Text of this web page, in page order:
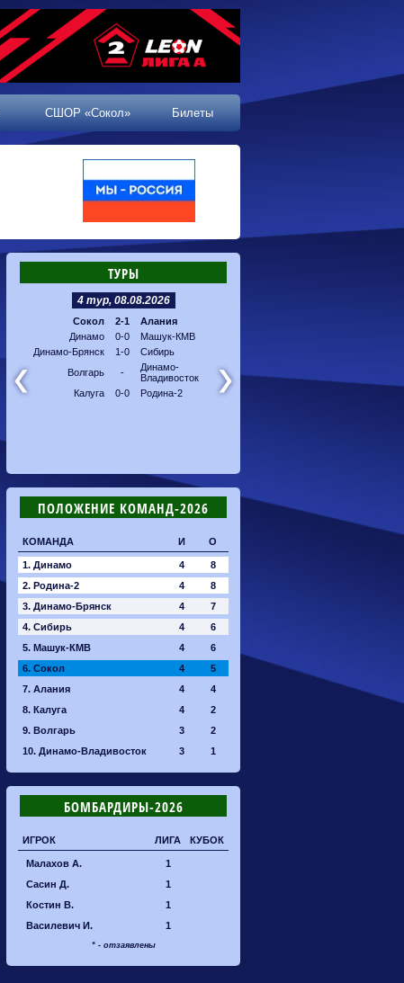
СШОР «Сокол» Билеты
ТУРЫ
4 тур, 08.08.2026
Сокол 2-1
Алания
Динамо
0-0
Машук-КМВ
Динамо-Брянск
1-0
Сибирь
Волгарь
-
Динамо-
Владивосток
Калуга
0-0 Родина-2
Сибирь
ПОЛОЖЕНИЕ КОМАНД-2026
КОМАНДА И О
1. Динамо 4
8
2. Родина-2
4
8
3. Динамо-Брянск
4
7
4. Сибирь
4
6
5. Машук-КМВ
4
6
6. Сокол
4
5
7. Алания
4
4
8. Калуга
4
2
9. Волгарь
3
2
10. Динамо-Владивосток
3 1
БОМБАРДИРЫ-2026
ИГРОК ЛИГА КУБОК
Малахов А.
1
Сасин Д.
1
Костин В.
1
Василевич И.
1
* - отзаявлены